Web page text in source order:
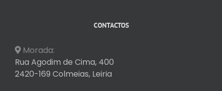
CONTACTOS
Morada:
Rua Agodim de Cima, 400
2420-169 Colmeias, Leiria